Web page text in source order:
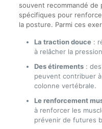
souvent recommandé de
spécifiques pour
la posture. Parmi ces
La traction douce:
à relâcher la
Des étirements: des
peuvent contribuer
colonne vertébrale.
Le renforcement
à renforcer les
prévenir de futures